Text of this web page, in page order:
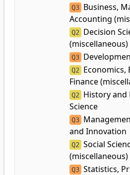
Q3 Business,
Accounting
Q2
Decision
(miscellaneous)
Q3
Q2
Economics,
Finance
Q2
History and
Science
Q3
and Innovation
Q2 Social
(miscellaneous)
Q3 Statistics,